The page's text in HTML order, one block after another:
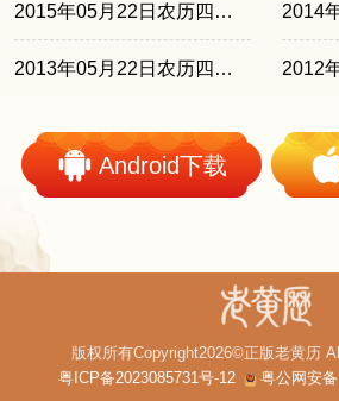
2015年05月22日农历四月初五
2013年05月22日农历四月十三
Android下载
版权所有Copyright2026©正版老黄历
粤ICP备2023085731号-12
粤公网安